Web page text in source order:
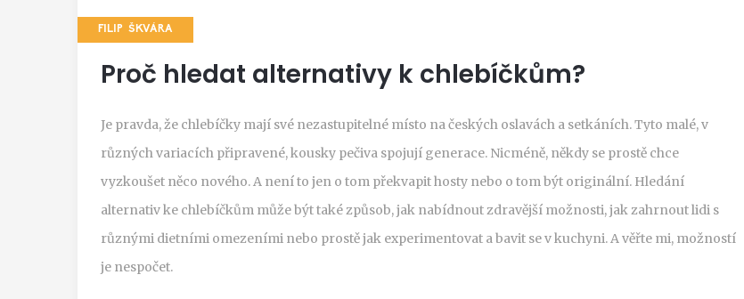
FILIP ŠKVÁRA
Proč hledat alternativy k chlebíčkům?
Je pravda, že chlebíčky mají své nezastupitelné místo na českých oslavách a setkáních. Tyto malé, v
různých variacích připravené, kousky pečiva spojují generace. Nicméně, někdy se prostě chce
vyzkoušet něco nového. A není to jen o tom překvapit hosty nebo o tom být originální. Hledání
alternativ ke chlebíčkům může být také způsob, jak nabídnout zdravější možnosti, jak zahrnout lidi s
různými dietními omezeními nebo prostě jak experimentovat a bavit se v kuchyni. A věřte mi, možností
je nespočet.